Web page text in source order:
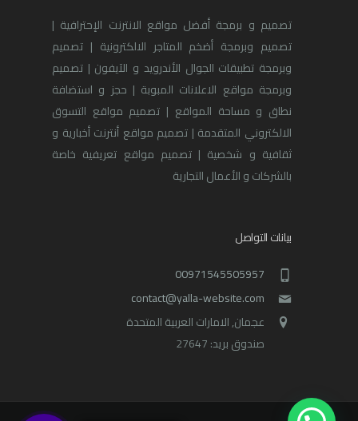
تصميم و برمجة أفضل مواقع الانترنت الإحترافية |
تصميم وبرمجة أضخم المتاجر الالكترونية | تصميم
وبرمجة تطبيقات الجوال الأندرويد و الآيفون | تصميم
وبرمجة مواقع الاعلانات المبوبة | حجز و استضافة
نطاق و مساحة المواقع | تصميم مواقع التسوق
الالكتروني المتقدمة | تصميم مواقع أنترنت أخبارية و
ثقافية و شخصية | تصميم مواقع تعريفية خاصة
بالشركات و الأعمال التجارية
بيانات التواصل
00971545505957
contact@yalla-website.com
عجمان, الامارات العربية المتحدة
صندوق بريد: 27647